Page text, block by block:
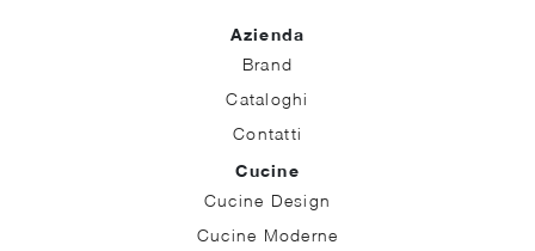
Azienda
Brand
Cataloghi
Contatti
Cucine
Cucine Design
Cucine Moderne